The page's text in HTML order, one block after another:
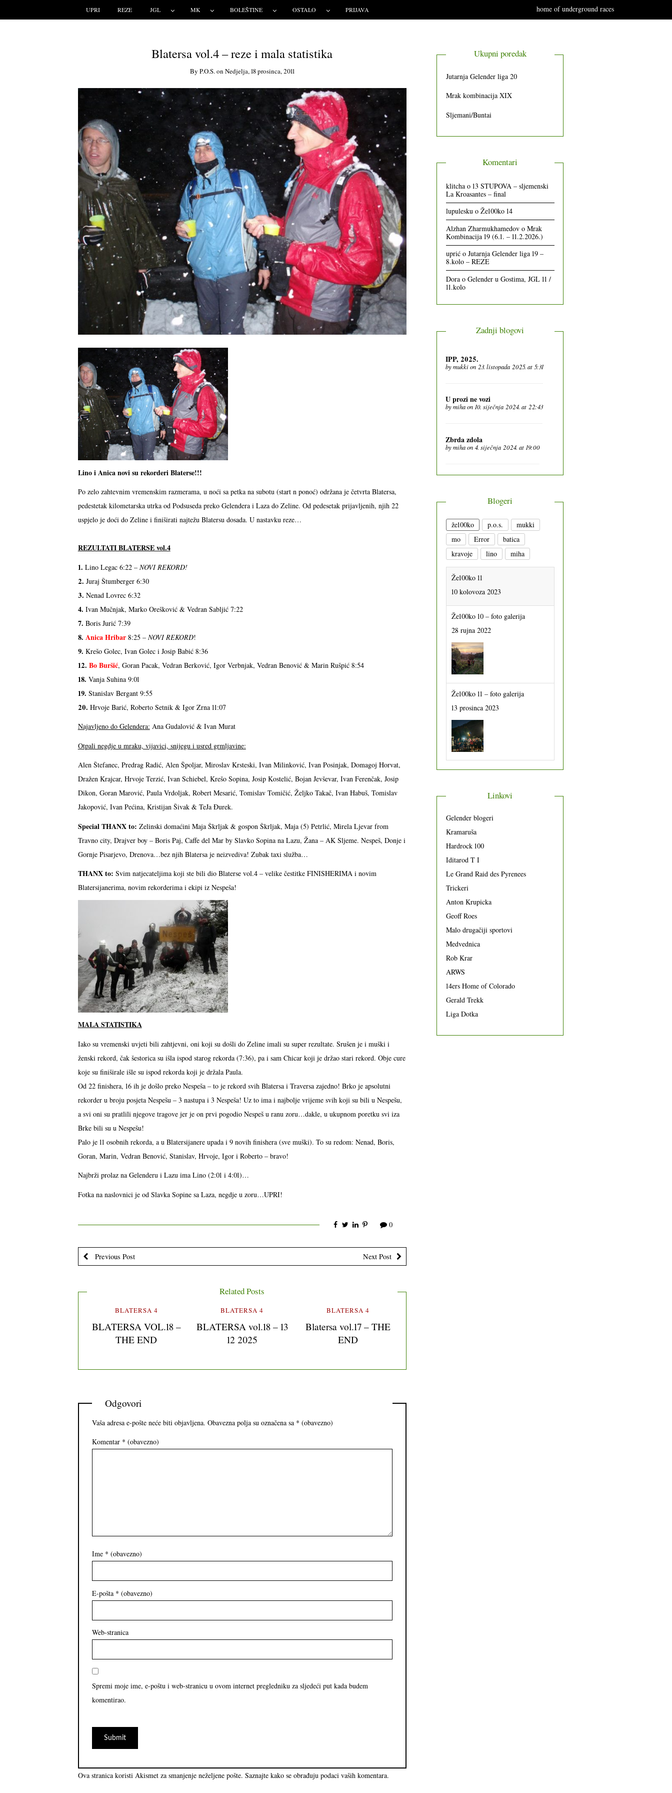
UPRI REZE JGL MK BOLEŠTINE OSTALO PRIJAVA home of underground races
Blatersa vol.4 – reze i mala statistika
By P.o.s.on Nedjelja, 18 prosinca, 2011
Lino i Anica novi su rekorderi Blaterse!!!
Po zelo zahtevnim vremenskim razmerama, u noći sa petka na subotu (start n ponoć) održana je četvrta Blatersa,
pedestetak kilometarska utrka od Podsuseda preko Gelendera i Laza do Zeline. Od pedesetak prijavljenih, njih 22
uspjelo je doći do Zeline i finiširati najtežu Blatersu dosada. U nastavku reze…
REZULTATI BLATERSE vol.4
1. Lino Legac 6:22 – NOVI REKORD!
2. Juraj Štumberger 6:30
3. Nenad Lovrec 6:32
4. Ivan Mučnjak, Marko Orešković & Vedran Sabljić 7:22
7. Boris Jurić 7:39
8. Anica Hribar8:25 – NOVI REKORD!
9. Krešo Golec, Ivan Golec i Josip Babić 8:36
12. Bo Buršić, Goran Pacak, Vedran Berković, Igor Verbnjak, Vedran Benović & Marin Rušpić 8:54
18. Vanja Suhina 9:01
19. Stanislav Bergant 9:55
20. Hrvoje Barić, Roberto Setnik & Igor Zrna 11:07
Najavljeno do Gelendera: Ana Gudalović & Ivan Murat
Otpali negdje u mraku, vijavici, snijegu i usred grmljavine:
Alen Štefanec, Predrag Radić, Alen Špoljar, Miroslav Krsteski, Ivan Milinković, Ivan Posinjak, Domagoj Horvat,
Dražen Krajcar, Hrvoje Terzić, Ivan Schiebel, Krešo Sopina, Josip Kostelić, Bojan Jevševar, Ivan Ferenčak, Josip
Dikon, Goran Marović, Paula Vrdoljak, Robert Mesarić, Tomislav Tomičić, Željko Takač, Ivan Habuš, Tomislav
Jakopović, Ivan Pećina, Kristijan Šivak & TeJa Đurek.
Special THANX to: Zelinski domaćini Maja Škrljak & gospon Škrljak, Maja (5) Petrlić, Mirela Ljevar from
Travno city, Drajver boy – Boris Paj, Caffe del Mar by Slavko Sopina na Lazu, Žana – AK Sljeme. Nespeš, Donje i
Gornje Pisarjevo, Drenova…bez njih Blatersa je neizvediva! Zubak taxi služba…
THANX to: Svim natjecateljima koji ste bili dio Blaterse vol.4 – velike čestitke FINISHERIMA i novim
Blatersijanerima, novim rekorderima i ekipi iz Nespeša!
MALA STATISTIKA
Iako su vremenski uvjeti bili zahtjevni, oni koji su došli do Zeline imali su super rezultate. Srušen je i muški i
ženski rekord, čak šestorica su išla ispod starog rekorda (7:36), pa i sam Chicar koji je držao stari rekord. Obje cure
koje su finiširale išle su ispod rekorda koji je držala Paula.
Od 22 finishera, 16 ih je došlo preko Nespeša – to je rekord svih Blatersa i Traversa zajedno! Brko je apsolutni
rekorder u broju posjeta Nespešu – 3 nastupa i 3 Nespeša! Uz to ima i najbolje vrijeme svih koji su bili u Nespešu,
a svi oni su pratlili njegove tragove jer je on prvi pogodio Nespeš u ranu zoru…dakle, u ukupnom poretku svi iza
Brke bili su u Nespešu!
Palo je 11 osobnih rekorda, a u Blatersijanere upada i 9 novih finishera (sve muški). To su redom: Nenad, Boris,
Goran, Marin, Vedran Benović, Stanislav, Hrvoje, Igor i Roberto – bravo!
Najbrži prolaz na Gelenderu i Lazu ima Lino (2:01 i 4:01)…
Fotka na naslovnici je od Slavka Sopine sa Laza, negdje u zoru…UPRI!
0
Previous Post Next Post
Related Posts
BLATERSA 4
BLATERSA VOL.18 –
THE END
BLATERSA 4
BLATERSA vol.18 – 13
12 2025
BLATERSA 4
Blatersa vol.17 – THE
END
Odgovori
Vaša adresa e-pošte neće biti objavljena. Obavezna polja su označena sa * (obavezno)
Komentar * (obavezno)
Ime * (obavezno)
E-pošta * (obavezno)
Web-stranica
Spremi moje ime, e-poštu i web-stranicu u ovom internet pregledniku za sljedeći put kada budem
komentirao.
Ova stranica koristi Akismet za smanjenje neželjene pošte. Saznajte kako se obrađuju podaci vaših komentara.
Ukupni poredak
Jutarnja Gelender liga 20
Mrak kombinacija XIX
Sljemani/Buntai
Komentari
klitchao 13 STUPOVA – sljemenski
La Kroasantes – final
lupuleskuo Že100ko 14
Alzhan Zharmukhamedovo Mrak
Kombinacija 19 (6.1. – 11.2.2026.)
uprićo Jutarnja Gelender liga 19 –
8.kolo – REZE
Dorao Gelender u Gostima, JGL 11 /
11.kolo
Zadnji blogovi
IPP, 2025.
bymukkion 23. listopada 2025. at 5:31
U prozi ne vozi
bymihaon 10. siječnja 2024. at 22:43
Zbrda zdola
bymihaon 4. siječnja 2024. at 19:00
Blogeri
že100ko p.o.s.
mukki
mo
Error
batica
kravoje
lino miha
Že100ko 11
10 kolovoza 2023
Že100ko 10 – foto galerija
28 rujna 2022
Že100ko 11 – foto galerija
13 prosinca 2023
Linkovi
Gelender blogeri
Kramaruša
Hardrock 100
Iditarod T I
Le Grand Raid des Pyrenees
Trickeri
Anton Krupicka
Geoff Roes
Malo drugačiji sportovi
Medvednica
Rob Krar
ARWS
14ers Home of Colorado
Gerald Trekk
Liga Dotka